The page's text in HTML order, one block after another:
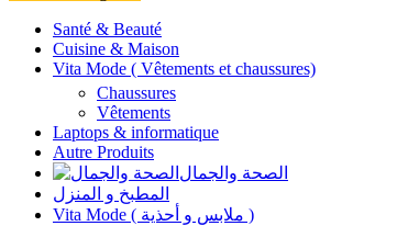
Santé & Beauté
Cuisine & Maison
Vita Mode ( Vêtements et chaussures)
Chaussures
Vêtements
Laptops & informatique
Autre Produits
الصحة والجمال
المطبخ و المنزل
Vita Mode ( ملابس و أحذية )